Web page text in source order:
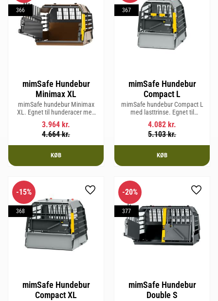
mimSafe Hundebur
Minimax XL
mimSafe hundebur Minimax
XL. Egnet til hunderacer med
en skulderhøjde på op til 38 cm.
3.964 kr.
4.664kr.
366
KØB
mimSafe Hundebur
Compact L
mimSafe hundebur Compact L
med lasttrinse. Egnet til
hunderacer med en
skulderhøjde på op til 58 cm.
4.082 kr.
5.103kr.
367
KØB
mimSafe Hundebur
Compact XL
15%
368
Gem som favorit
mimSafe Hundebur
Double S
20%
377
Gem